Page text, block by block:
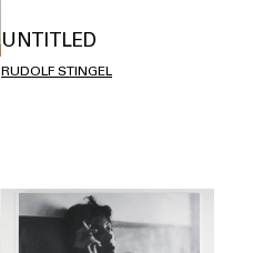
UNTITLED
RUDOLF STINGEL